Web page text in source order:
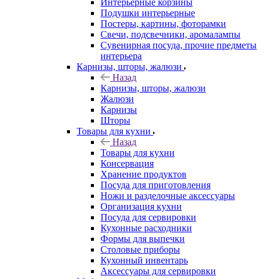
Интерьерные корзины
Подушки интерьерные
Постеры, картины, фоторамки
Свечи, подсвечники, аромалампы
Сувенирная посуда, прочие предметы
интерьера
Карнизы, шторы, жалюзи
Назад
Карнизы, шторы, жалюзи
Жалюзи
Карнизы
Шторы
Товары для кухни
Назад
Товары для кухни
Консервация
Хранение продуктов
Посуда для приготовления
Ножи и разделочные аксессуары
Организация кухни
Посуда для сервировки
Кухонные расходники
Формы для выпечки
Столовые приборы
Кухонный инвентарь
Аксессуары для сервировки